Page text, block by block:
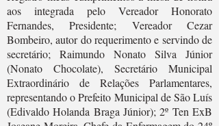
aos integrada pelo Vereador Honorato
Fernandes, Presidente; Vereador Cezar
Bombeiro, autor do requerimento e servindo de
secretário; Raimundo Nonato Silva Júnior
(Nonato Chocolate), Secretário Municipal
Extraordinário de Relações Parlamentares,
representando o Prefeito Municipal de São Luís
(Edivaldo Holanda Braga Júnior); 2º Ten ExB